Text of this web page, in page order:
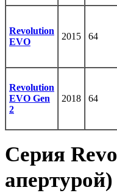
Revolution
EVO
2015 64
Revolution
EVO Gen
2
2018 64
Серия
апертурой)